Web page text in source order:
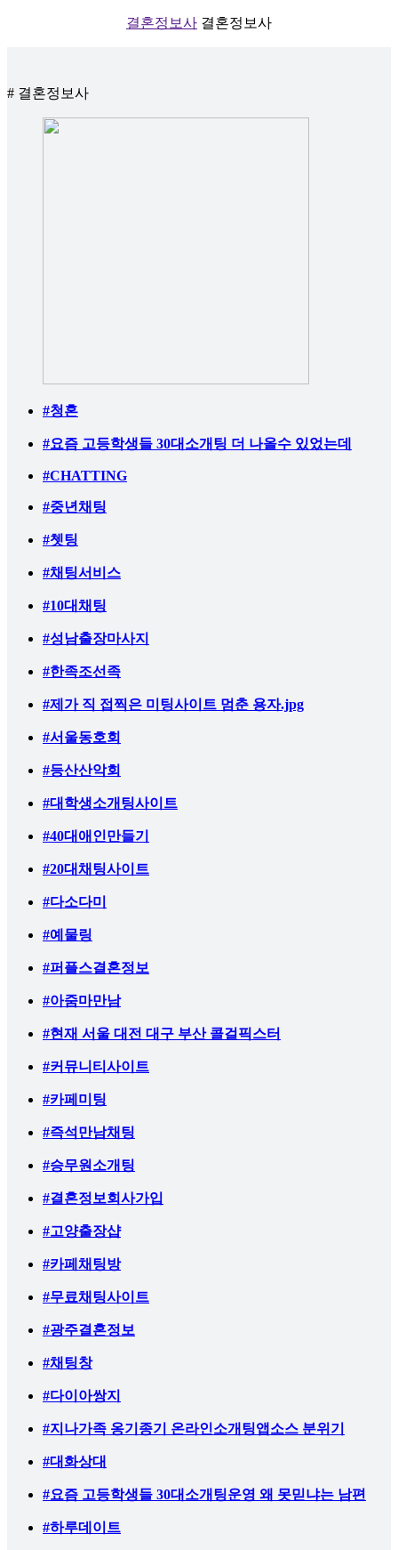
결혼정보사 결혼정보사
# 결혼정보사
#청혼
#요즘 고등학생들 30대소개팅 더 나올수 있었는데
#CHATTING
#중년채팅
#쳇팅
#채팅서비스
#10대채팅
#성남출장마사지
#한족조선족
#제가 직 접찍은 미팅사이트 멈춘 용자.jpg
#서울동호회
#등산산악회
#대학생소개팅사이트
#40대애인만들기
#20대채팅사이트
#다소다미
#예물링
#퍼플스결혼정보
#아줌마만남
#현재 서울 대전 대구 부산 콜걸픽스터
#커뮤니티사이트
#카페미팅
#즉석만남채팅
#승무원소개팅
#결혼정보회사가입
#고양출장샵
#카페채팅방
#무료채팅사이트
#광주결혼정보
#채팅창
#다이아쌍지
#지나가족 옹기종기 온라인소개팅앱소스 분위기
#대화상대
#요즘 고등학생들 30대소개팅운영 왜 못믿냐는 남편
#하루데이트